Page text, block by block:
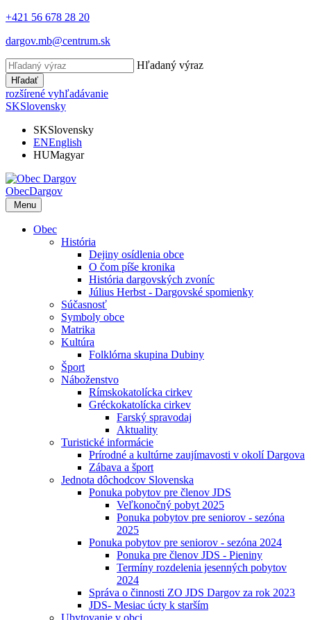
+421 56 678 28 20
dargov.mb@centrum.sk
Hľadaný výraz
Hľadať
rozšírené vyhľadávanie
SKSlovensky
SKSlovensky
ENEnglish
HUMagyar
ObecDargov
Menu
Obec
História
Dejiny osídlenia obce
O čom píše kronika
História dargovských zvoníc
Július Herbst - Dargovské spomienky
Súčasnosť
Symboly obce
Matrika
Kultúra
Folklórna skupina Dubiny
Šport
Náboženstvo
Rímskokatolícka cirkev
Gréckokatolícka cirkev
Farský spravodaj
Aktuality
Turistické informácie
Prírodné a kultúrne zaujímavosti v okolí Dargova
Zábava a šport
Jednota dôchodcov Slovenska
Ponuka pobytov pre členov JDS
Veľkonočný pobyt 2025
Ponuka pobytov pre seniorov - sezóna
2025
Ponuka pobytov pre seniorov - sezóna 2024
Ponuka pre členov JDS - Pieniny
Termíny rozdelenia jesenných pobytov
2024
Správa o činnosti ZO JDS Dargov za rok 2023
JDS- Mesiac úcty k starším
Ubytovanie v obci